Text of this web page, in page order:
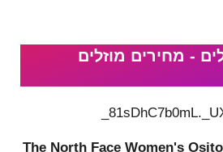
- מחירים מוזלים
The North Face Women's Osito